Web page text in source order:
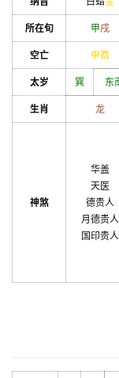
所在旬 甲戌
空亡 申酉
太岁 巽 东
生肖 龙
神煞
华盖
天医
德贵人
月德贵人
国印贵人